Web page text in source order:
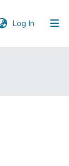
Log In (current)